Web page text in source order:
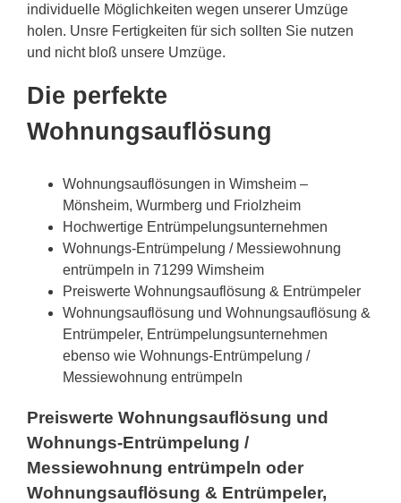
individuelle Möglichkeiten wegen unserer Umzüge
holen. Unsre Fertigkeiten für sich sollten Sie nutzen
und nicht bloß unsere Umzüge.
Die perfekte
Wohnungsauflösung
Wohnungsauflösungen in Wimsheim –
Mönsheim, Wurmberg und Friolzheim
Hochwertige Entrümpelungsunternehmen
Wohnungs-Entrümpelung / Messiewohnung
entrümpeln in 71299 Wimsheim
Preiswerte Wohnungsauflösung & Entrümpeler
Wohnungsauflösung und Wohnungsauflösung &
Entrümpeler, Entrümpelungsunternehmen
ebenso wie Wohnungs-Entrümpelung /
Messiewohnung entrümpeln
Preiswerte Wohnungsauflösung und
Wohnungs-Entrümpelung /
Messiewohnung entrümpeln oder
Wohnungsauflösung & Entrümpeler,